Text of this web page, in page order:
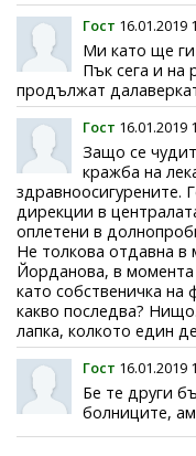
Гост 16.01.2019
Ми като ще ги
Пък сега и на
продължат
Гост 16.01.2019
Защо се
кражба на
здравноосигурените.
дирекции в
оплетени в
Не толкова отдавна в
Йорданова, в
като собственичка
какво последва?
лапка, колкото един
Гост 16.01.2019
Бе те други
болниците,